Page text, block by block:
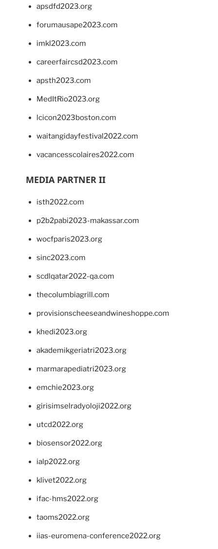
apsdfd2023.org
forumausape2023.com
imkl2023.com
careerfaircsd2023.com
apsth2023.com
MedItRio2023.org
lcicon2023boston.com
waitangidayfestival2022.com
vacancesscolaires2022.com
MEDIA PARTNER II
isth2022.com
p2b2pabi2023-makassar.com
wocfparis2023.org
sinc2023.com
scdlqatar2022-qa.com
thecolumbiagrill.com
provisionscheeseandwineshoppe.com
khedi2023.org
akademikgeriatri2023.org
marmarapediatri2023.org
emchie2023.org
girisimselradyoloji2022.org
utcd2022.org
biosensor2022.org
ialp2022.org
klivet2022.org
ifac-hms2022.org
taoms2022.org
iias-euromena-conference2022.org